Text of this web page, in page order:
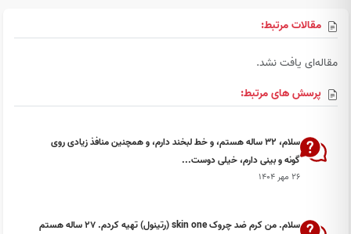
مقالات مرتبط:
مقاله‌ای یافت نشد.
پرسش های مرتبط:
سلام، 32 ساله هستم، و خط لبخند دارم، و همچنین منافذ زیادی روی
گونه و بینی دارم، خیلی دوست...
۲۶ مهر ۱۴۰۴
سلام. من کرم ضد چروک skin one (رتینول) تهیه کردم. ۲۷ ساله هستم